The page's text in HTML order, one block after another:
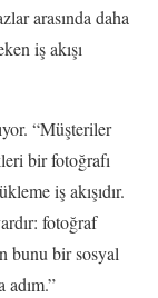
arasında daha
iş akışı
“Müşteriler
bir fotoğrafı
iş akışıdır.
fotoğraf
bunu bir sosyal